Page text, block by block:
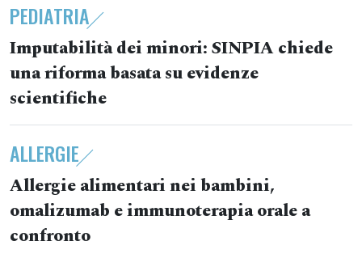
PEDIATRIA
Imputabilità dei minori: SINPIA chiede
una riforma basata su evidenze
scientifiche
ALLERGIE
Allergie alimentari nei bambini,
omalizumab e immunoterapia orale a
confronto